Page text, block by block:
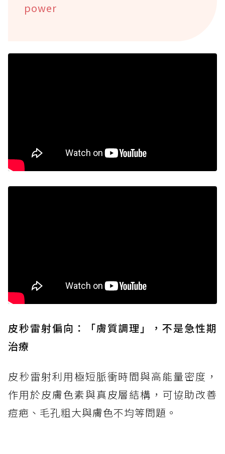
power
皮秒雷射偏向：「膚質調理」，不是急性期
治療
皮秒雷射利用極短脈衝時間與高能量密度，
作用於皮膚色素與真皮層結構，可協助改善
痘疤、毛孔粗大與膚色不均等問題。